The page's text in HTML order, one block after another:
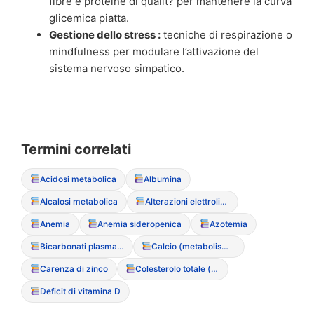
glicemica piatta.
Gestione dello stress : tecniche di respirazione o
mindfulness per modulare l’attivazione del
sistema nervoso simpatico.
Termini correlati
Acidosi metabolica Albumina
Alcalosi metabolica Alterazioni elettrolitiche
Anemia Anemia sideropenica Azotemia
Bicarbonati plasmatici Calcio (metabolismo del)
Carenza di zinco Colesterolo totale (ipercolesterolemia paradossa)
Deficit di vitamina D